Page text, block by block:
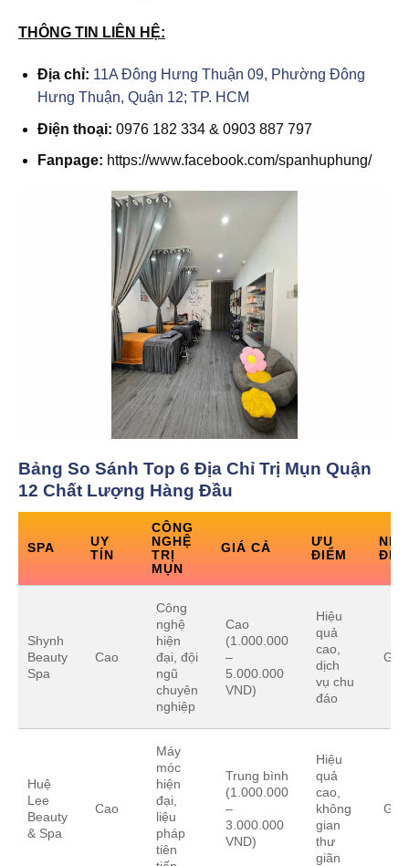
THÔNG TIN LIÊN HỆ:
Địa chỉ: 11A Đông Hưng Thuận 09, Phường Đông
Hưng Thuận, Quận 12; TP. HCM
Điện thoại: 0976 182 334 & 0903 887 797
Fanpage: https://www.facebook.com/spanhuphung/
Bảng So Sánh Top 6 Địa Chỉ Trị Mụn Quận
12 Chất Lượng Hàng Đầu
SPA
UY
TÍN
CÔNG
NGHỆ
TRỊ
MỤN
GIÁ CẢ
ƯU
ĐIỂM
Shynh
Beauty
Spa
Cao
Công
nghệ
hiện
đại, đội
ngũ
chuyên
nghiệp
Cao
(1.000.000
–
5.000.000
VND)
Hiệu
quả
cao,
dịch
vụ chu
đáo
Giá
Huệ
Lee
Beauty
& Spa
Cao
Máy
móc
hiện
đại,
liệu
pháp
tiên
Trung bình
(1.000.000
–
3.000.000
VND)
Hiệu
quả
cao,
không
gian
thư
giãn
Giá